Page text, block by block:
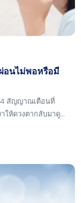
อนไม่พอหรือมี
4 สัญญาณเตือนที่
ให้ดวงตากลับมาดู